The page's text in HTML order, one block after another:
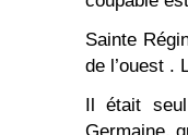
Sainte
de l’ouest .
Il était